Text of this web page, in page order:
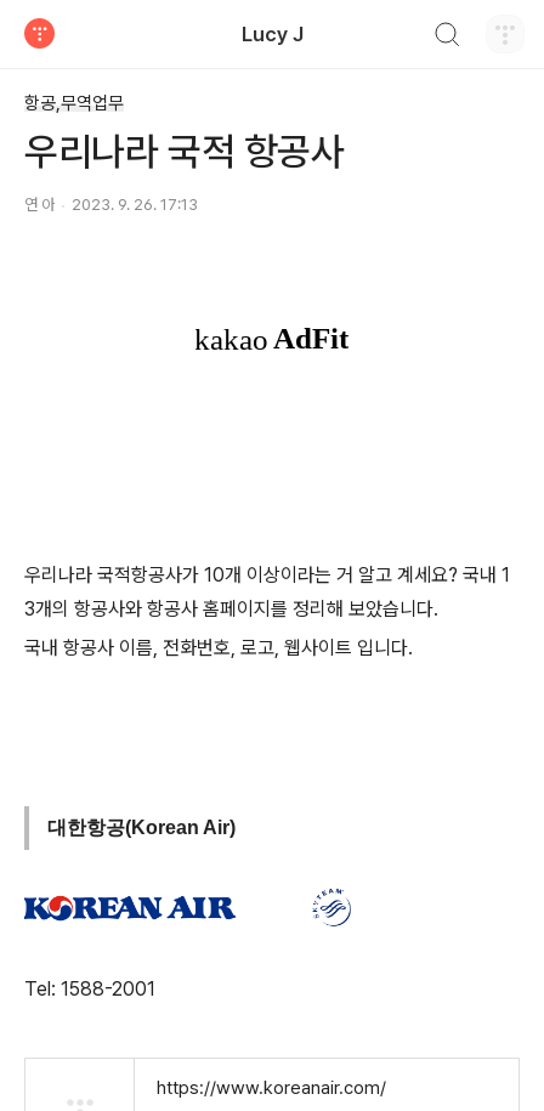
Lucy J
항공,무역업무
우리나라 국적 항공사
연 아 2023. 9. 26. 17:13
우리나라 국적항공사가 10개 이상이라는 거 알고 계세요? 국내 1
3개의 항공사와 항공사 홈페이지를 정리해 보았습니다.
국내 항공사 이름, 전화번호, 로고, 웹사이트 입니다.
대한항공(Korean Air)
Tel: 1588-2001
https://www.koreanair.com/